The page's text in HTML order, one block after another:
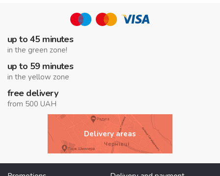
up to 45 minutes
in the green zone!
up to 59 minutes
in the yellow zone
free delivery
from 500 UAH
Delivery areas